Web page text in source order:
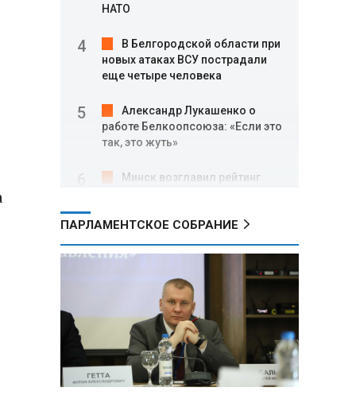
НАТО
В Белгородской области при
новых атаках ВСУ пострадали
еще четыре человека
Александр Лукашенко о
работе Белкоопсоюза: «Если это
так, это жуть»
Минск возглавил рейтинг
Минобороны РФ: при
освобождении Анискино ВСУ
понесли большие потери, часть
военных сдалась в плен
Александр Лукашенко:
Россияне «услышали батьку» и
скупают пустующие дома в
белорусских деревнях
ПАРЛАМЕНТСКОЕ СОБРАНИЕ